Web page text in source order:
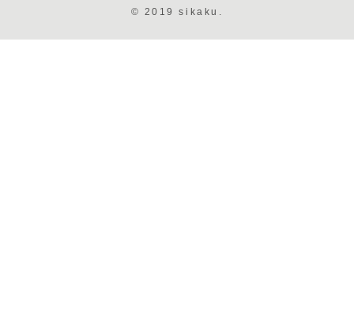
© 2019 sikaku.